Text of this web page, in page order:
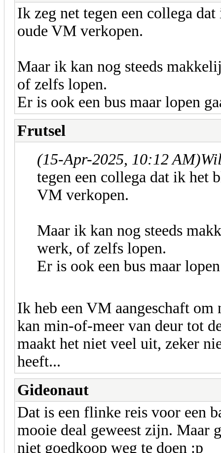
Ik zeg net tegen een collega
oude VM verkopen.
Maar ik kan nog steeds
of zelfs lopen.
Er is ook een bus maar lopen
Frutsel
(15-Apr-2025, 10:12 AM)
tegen een collega dat ik het
VM verkopen.
Maar ik kan nog steeds
werk, of zelfs lopen.
Er is ook een bus maar
Ik heb een VM aangeschaft
kan min-of-meer van deur tot
maakt het niet veel uit, zeker
heeft...
Gideonaut
Dat is een flinke reis voor een
mooie deal geweest zijn.
niet goedkoop weg te doen :p